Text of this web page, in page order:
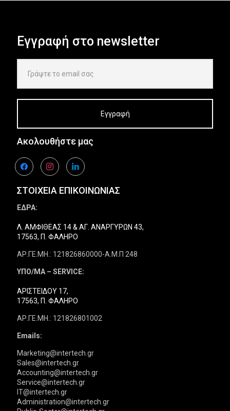
Εγγραφή στο newsletter
Ακολουθήστε μας
facebookinstagramlinkedin
ΣΤΟΙΧΕΙΑ ΕΠΙΚΟΙΝΩΝΙΑΣ
ΕΔΡΑ:
Λ. ΑΜΦΙΘΕΑΣ 14 & ΑΓ. ΑΝΑΡΓΥΡΩΝ 43,
17563, Π. ΦΑΛΗΡΟ
ΑΡ.ΓΕ.ΜΗ.: 121826860000-Α.Μ.Π 248
ΥΠΟ/ΜΑ – SERVICE:
ΑΡΙΣΤΕΙΔΟΥ 17,
17563, Π. ΦΑΛΗΡΟ
ΑΡ.ΓΕ.ΜΗ.: 121826801002
Emails:
Marketing@intertech.gr
Sales@intertech.gr
Accounting@intertech.gr
Service@intertech.gr
IT@intertech.gr
Administration@intertech.gr